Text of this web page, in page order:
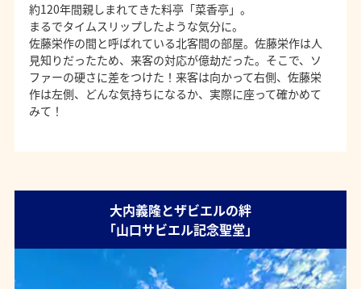
約120年間親しまれてきた料亭「菜香亭」。
まるでタイムスリップしたような気分に。
佐藤栄作の間と呼ばれている北客間の部屋。佐藤栄作は人
見知りだったため、来客の対応が億劫だった。そこで、ソ
ファーの硬さに差をつけた！来客は向かって右側、佐藤栄
作は左側、どんな気持ちになるか、実際に座って確かめて
みて！
大内義隆とザビエルの絆
「山口サビエル記念聖堂」